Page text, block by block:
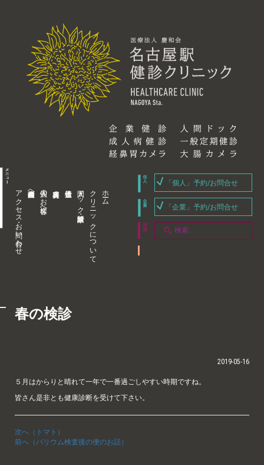
アクセス・お問い合わせ 企業内担当者様へ 個人のお客様へ 人間ドック・健康診断 クリニックについて ホーム
「個人」予約/お問合せ
「企業」予約/お問合せ
春の検診
2019-05-16
５月はからりと晴れて一年で一番過ごしやすい時期ですね。
皆さん是非とも健康診断を受けて下さい。
次へ（トマト）
前へ（バリウム検査後の便のお話）